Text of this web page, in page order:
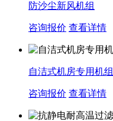
防沙尘新风机组
咨询报价 查看详情
自洁式机房专用机组
咨询报价 查看详情